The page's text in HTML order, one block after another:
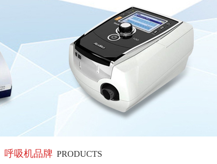
呼吸机品牌 PRODUCTS